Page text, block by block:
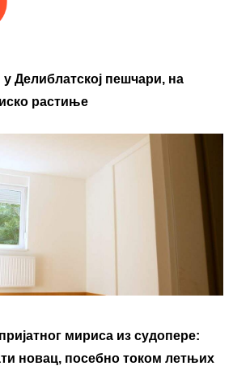
Делиблатској пешчари, на
растиње
мириса из судопере:
новац, посебно током летњих